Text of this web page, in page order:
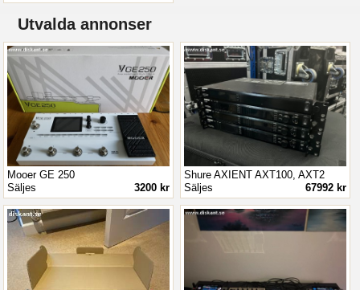
Utvalda annonser
Mooer GE 250
3200 kr
Säljes
Shure AXIENT AXT100, AXT2
67992 kr
Säljes